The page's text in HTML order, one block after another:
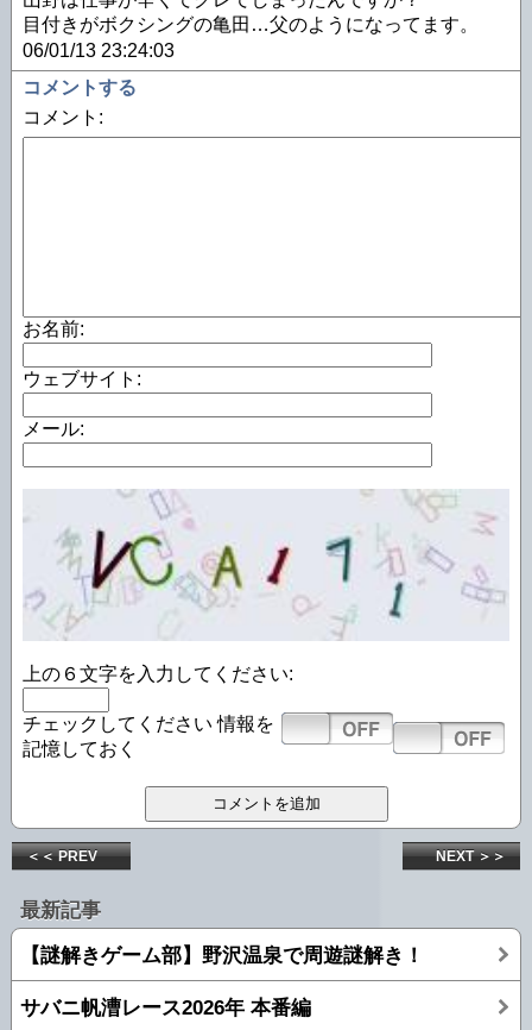
目付きがボクシングの亀田…父のようになってます。
06/01/13 23:24:03
コメントする
コメント:
お名前:
ウェブサイト:
メール:
上の６文字を入力してください:
チェックしてください 情報を
記憶しておく
＜＜ PREV NEXT ＞＞
最新記事
【謎解きゲーム部】野沢温泉で周遊謎解き！
サバニ帆漕レース2026年 本番編